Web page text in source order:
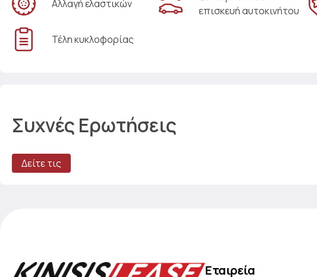
Αλλαγή ελαστικών
επισκευή αυτοκινήτου
Τέλη κυκλοφορίας
Συχνές Ερωτήσεις
Δείτε τις
Εταιρεία